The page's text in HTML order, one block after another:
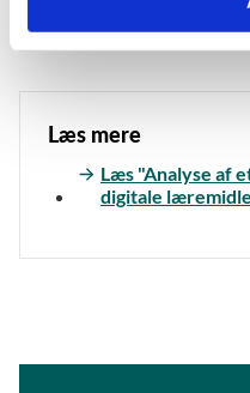
Læs mere
Læs "Analyse af
digitale